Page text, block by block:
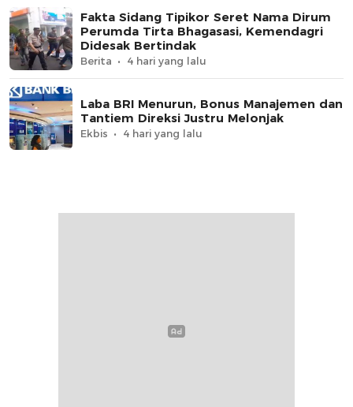
Fakta Sidang Tipikor Seret Nama Dirum
Perumda Tirta Bhagasasi, Kemendagri
Didesak Bertindak
Berita 4 hari yang lalu
Laba BRI Menurun, Bonus Manajemen dan
Tantiem Direksi Justru Melonjak
Ekbis 4 hari yang lalu